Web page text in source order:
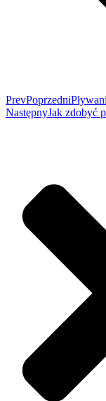
PrevPoprzedni
NastępnyJak zdobyć